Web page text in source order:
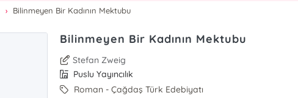
Bilinmeyen Bir Kadının Mektubu
Bilinmeyen Bir Kadının Mektubu
Stefan Zweig
Puslu Yayıncılık
Roman - Çağdaş Türk Edebiyatı